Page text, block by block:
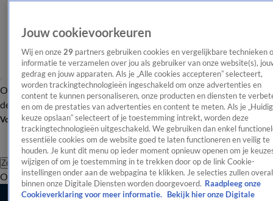
OverzichtAfleveringen Entertainment TV Algemeen
Tip
de redactieNieuwsbrief
Volg Shownieuws
Zoeken
OverzichtEntertainmentSpraakmakendRealityCrimeVideo's
Jouw cookievoorkeuren
Wij en onze 29 partners gebruiken cookies en vergelijkbare technieken
informatie te verzamelen over jou als gebruiker van onze website(s),
gedrag en jouw apparaten. Als je „Alle cookies accepteren” selecteert,
worden trackingtechnologieën ingeschakeld om onze advertenties en
content te kunnen personaliseren, onze producten en diensten te
en om de prestaties van advertenties en content te meten. Als je
keuze opslaan” selecteert of je toestemming intrekt, worden deze
trackingtechnologieën uitgeschakeld. We gebruiken dan enkel
essentiële cookies om de website goed te laten functioneren en veilig te
houden. Je kunt dit menu op ieder moment opnieuw openen om je
wijzigen of om je toestemming in te trekken door op de link Cookie-
instellingen onder aan de webpagina te klikken. Je selecties zullen overal
binnen onze Digitale Diensten worden doorgevoerd. Raadpleeg onze
Cookieverklaring voor meer informatie.
Bekijk hier onze Digitale